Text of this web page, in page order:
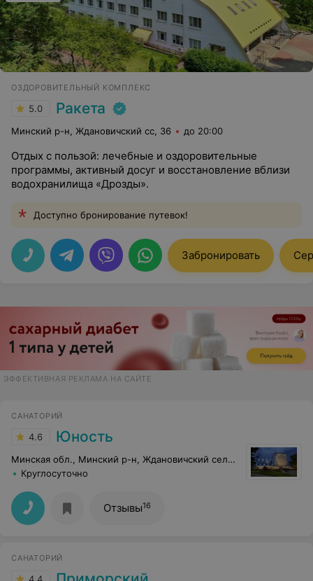
ОЗДОРОВИТЕЛЬНЫЙ КОМПЛЕКС
5.0 Ракета
Минский р-н, Ждановичский сс, 36 до 20:00
Отдых с пользой: лечебные и оздоровительные
программы, активный досуг и восстановление вблизи
водохранилища «Дрозды».
Доступно бронирование путевок!
Забронировать
ЭФФЕКТИВНАЯ РЕКЛАМА НА САЙТЕ
САНАТОРИЙ
4.6 Юность
Минская обл., Минский р-н, Ждановичский сельсовет, 67
Круглосуточно
Отзывы16
САНАТОРИЙ